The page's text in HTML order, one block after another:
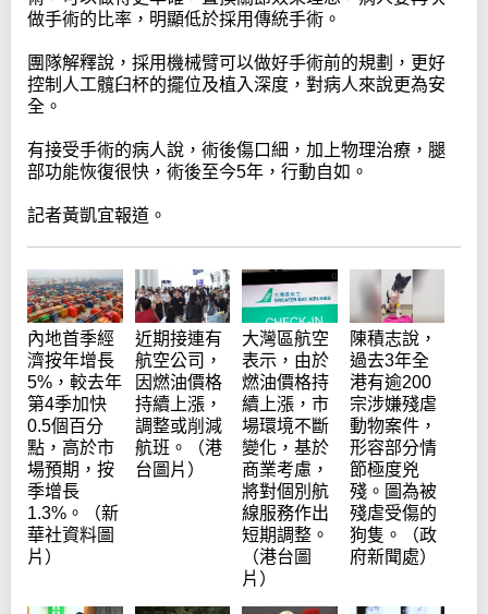
做手術的比率，明顯低於採用傳統手術。
團隊解釋說，採用機械臂可以做好手術前的規劃，更好
控制人工髖臼杯的擺位及植入深度，對病人來說更為安
全。
有接受手術的病人說，術後傷口細，加上物理治療，腿
部功能恢復很快，術後至今5年，行動自如。
記者黃凱宜報道。
內地首季經
濟按年增長
5%，較去年
第4季加快
0.5個百分
點，高於市
場預期，按
季增長
1.3%。（新
華社資料圖
片）
近期接連有
航空公司，
因燃油價格
持續上漲，
調整或削減
航班。（港
台圖片）
大灣區航空
表示，由於
燃油價格持
續上漲，市
場環境不斷
變化，基於
商業考慮，
將對個別航
線服務作出
短期調整。
（港台圖
片）
陳積志說，
過去3年全
港有逾200
宗涉嫌殘虐
動物案件，
形容部分情
節極度兇
殘。圖為被
殘虐受傷的
狗隻。（政
府新聞處）